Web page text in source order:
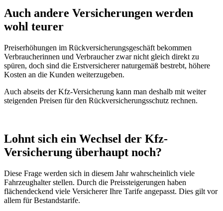
Auch andere Versicherungen werden
wohl teurer
Preiserhöhungen im Rückversicherungsgeschäft bekommen
Verbraucherinnen und Verbraucher zwar nicht gleich direkt zu
spüren, doch sind die Erstversicherer naturgemäß bestrebt, höhere
Kosten an die Kunden weiterzugeben.
Auch abseits der Kfz-Versicherung kann man deshalb mit weiter
steigenden Preisen für den Rückversicherungsschutz rechnen.
Lohnt sich ein Wechsel der Kfz-
Versicherung überhaupt noch?
Diese Frage werden sich in diesem Jahr wahrscheinlich viele
Fahrzeughalter stellen. Durch die Preissteigerungen haben
flächendeckend viele Versicherer Ihre Tarife angepasst. Dies gilt vor
allem für Bestandstarife.